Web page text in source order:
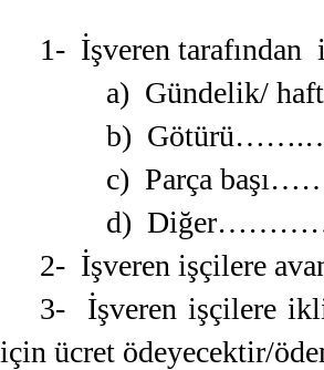
1- İşveren tarafından
a) Gündelik/
b)
c) Parça
d)
2- İşveren işçilere
3- İşveren işçilere
için ücret ödeyecektir/